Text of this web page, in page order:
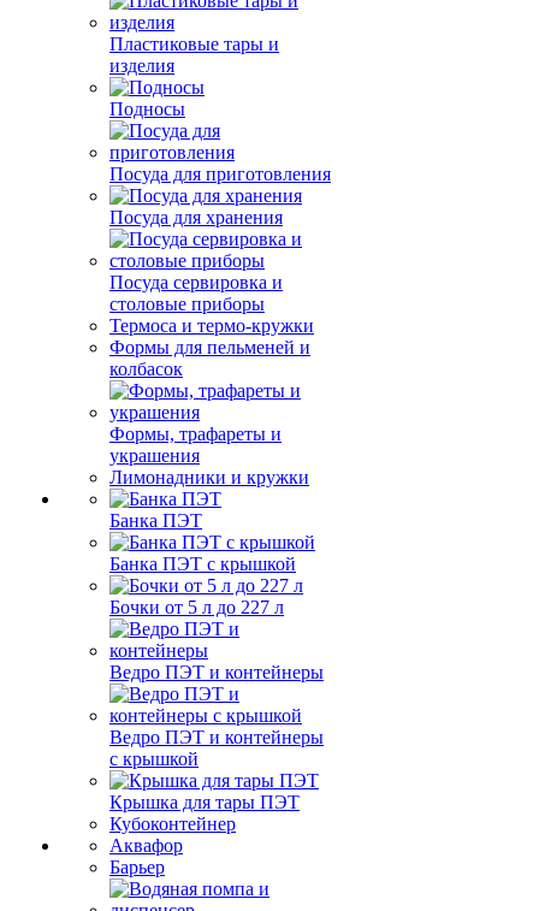
Пластиковые тары и
изделия
Подносы
Посуда для приготовления
Посуда для хранения
Посуда сервировка и
столовые приборы
Термоса и термо-кружки
Формы для пельменей и
колбасок
Формы, трафареты и
украшения
Лимонадники и кружки
Банка ПЭТ
Банка ПЭТ с крышкой
Бочки от 5 л до 227 л
Ведро ПЭТ и контейнеры
Ведро ПЭТ и контейнеры
с крышкой
Крышка для тары ПЭТ
Кубоконтейнер
Аквафор
Барьер